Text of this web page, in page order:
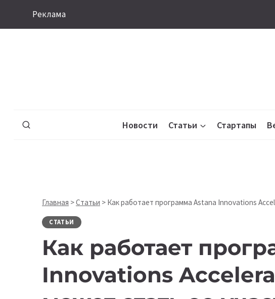
Реклама
Новости Статьи Стартапы
Главная >Статьи > Как работает программа Astana Innovations
СТАТЬИ
Как работает
Innovations